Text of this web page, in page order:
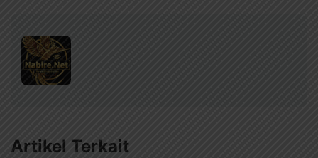
Artikel Terkait